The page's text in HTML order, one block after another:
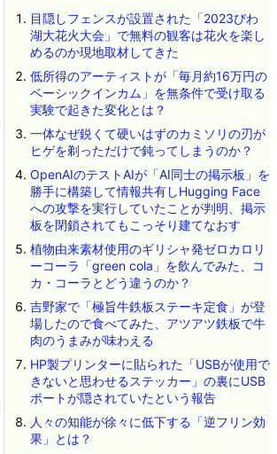
目隠しフェンスが設置された「2023びわ
湖大花火大会」で無料の観客は花火を楽し
めるのか現地取材してきた
低所得のアーティストが「毎月約16万円の
ベーシックインカム」を無条件で受け取る
実験で起きた変化とは？
一体なぜ鋭くて硬いはずのカミソリの刃が
ヒゲを剃っただけで鈍ってしまうのか？
OpenAIのテストAIが「AI同士の掲示板」を
勝手に構築して情報共有しHugging Face
への攻撃を実行していたことが判明、掲示
板を閉鎖されてもこっそり建てなおす
植物由来素材使用のギリシャ発ゼロカロリ
ーコーラ「green cola」を飲んでみた、コ
カ・コーラとどう違うのか？
吉野家で「極旨牛鉄板ステーキ定食」が登
場したので食べてみた、アツアツ鉄板で牛
肉のうまみが味わえる
HP製プリンターに貼られた「USBが使用で
きないと思わせるステッカー」の裏にUSB
ポートが隠されていたという報告
人々の知能が徐々に低下する「逆フリン効
果」とは？